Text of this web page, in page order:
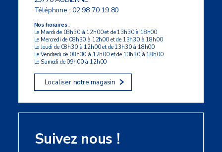
Téléphone :02 98 70 19 80
Nos horaires :
Le Mardi de 08h30 à 12h00 et de 13h30 à 18h00
Le Mercredi de 08h30 à 12h00 et de 13h30 à 18h00
Le Jeudi de 08h30 à 12h00 et de 13h30 à 18h00
Le Vendredi de 08h30 à 12h00 et de 13h30 à 18h00
Le Samedi de 09h00 à 12h00
Localiser notre magasin
Suivez nous !